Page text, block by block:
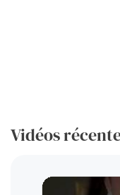
Vidéos